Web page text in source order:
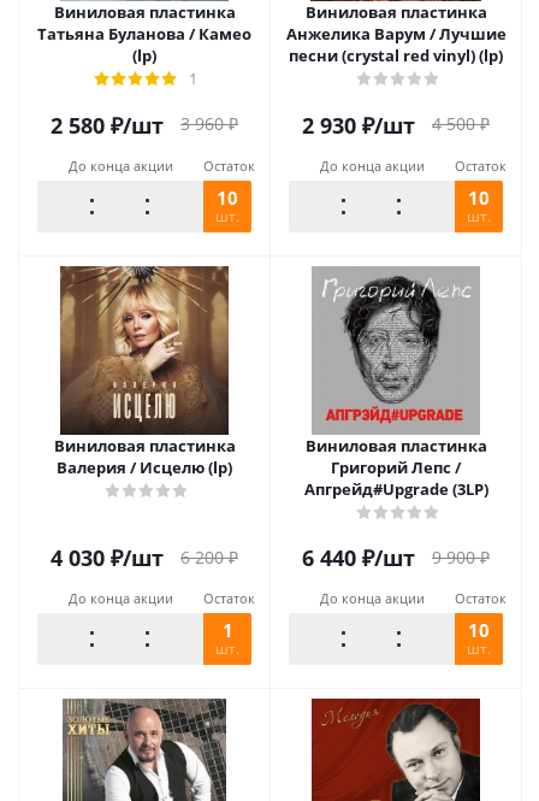
Виниловая пластинка
Татьяна Буланова / Камео
(lp)
1
2 580 ₽/шт 3 960₽
До конца акции Остаток
10
шт.
Виниловая пластинка
Анжелика Варум / Лучшие
песни (crystal red vinyl) (lp)
2 930 ₽/шт 4 500₽
До конца акции Остаток
10
шт.
Виниловая пластинка
Валерия / Исцелю (lp)
4 030 ₽/шт 6 200₽
До конца акции Остаток
1
шт.
Виниловая пластинка
Григорий Лепс /
Апгрейд#Upgrade (3LP)
6 440 ₽/шт 9 900₽
До конца акции Остаток
10
шт.